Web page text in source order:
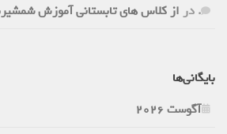
. در از کلاس های تابستانی آموزش
بایگانی‌ها
آگوست 2026